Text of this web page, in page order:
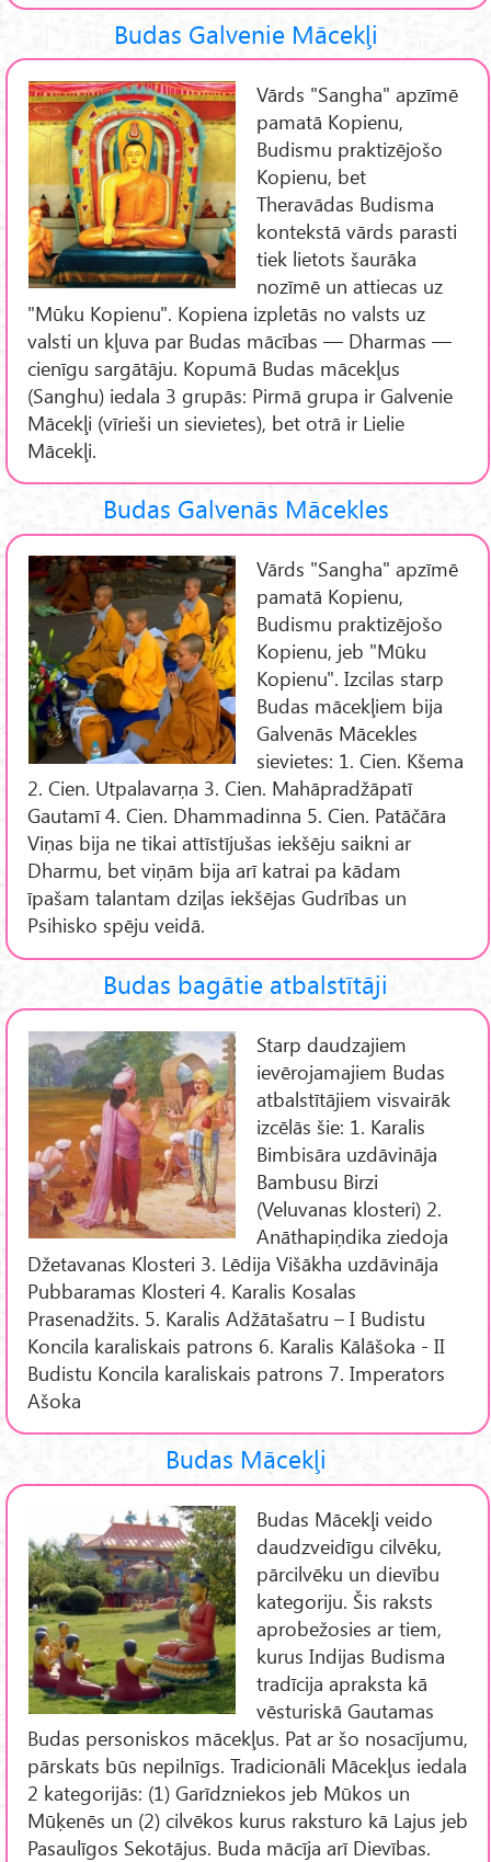
Budas Galvenie Mācekļi
Vārds "Sangha" apzīmē
pamatā Kopienu,
Budismu praktizējošo
Kopienu, bet
Theravādas Budisma
kontekstā vārds parasti
tiek lietots šaurāka
nozīmē un attiecas uz
"Mūku Kopienu". Kopiena izpletās no valsts uz
valsti un kļuva par Budas mācības — Dharmas —
cienīgu sargātāju. Kopumā Budas mācekļus
(Sanghu) iedala 3 grupās: Pirmā grupa ir Galvenie
Mācekļi (vīrieši un sievietes), bet otrā ir Lielie
Mācekļi.
Budas Galvenās Mācekles
Vārds "Sangha" apzīmē
pamatā Kopienu,
Budismu praktizējošo
Kopienu, jeb "Mūku
Kopienu". Izcilas starp
Budas mācekļiem bija
Galvenās Mācekles
sievietes: 1. Cien. Kšema
2. Cien. Utpalavarņa 3. Cien. Mahāpradžāpatī
Gautamī 4. Cien. Dhammadinna 5. Cien. Patāčāra
Viņas bija ne tikai attīstījušas iekšēju saikni ar
Dharmu, bet viņām bija arī katrai pa kādam
īpašam talantam dziļas iekšējas Gudrības un
Psihisko spēju veidā.
Budas bagātie atbalstītāji
Starp daudzajiem
ievērojamajiem Budas
atbalstītājiem visvairāk
izcēlās šie: 1. Karalis
Bimbisāra uzdāvināja
Bambusu Birzi
(Veluvanas klosteri) 2.
Anāthapiņdika ziedoja
Džetavanas Klosteri 3. Lēdija Višākha uzdāvināja
Pubbaramas Klosteri 4. Karalis Kosalas
Prasenadžits. 5. Karalis Adžātašatru – I Budistu
Koncila karaliskais patrons 6. Karalis Kālāšoka - II
Budistu Koncila karaliskais patrons 7. Imperators
Ašoka
Budas Mācekļi
Budas Mācekļi veido
daudzveidīgu cilvēku,
pārcilvēku un dievību
kategoriju. Šis raksts
aprobežosies ar tiem,
kurus Indijas Budisma
tradīcija apraksta kā
vēsturiskā Gautamas
Budas personiskos mācekļus. Pat ar šo nosacījumu,
pārskats būs nepilnīgs. Tradicionāli Mācekļus iedala
2 kategorijās: (1) Garīdzniekos jeb Mūkos un
Mūķenēs un (2) cilvēkos kurus raksturo kā Lajus jeb
Pasaulīgos Sekotājus. Buda mācīja arī Dievības.